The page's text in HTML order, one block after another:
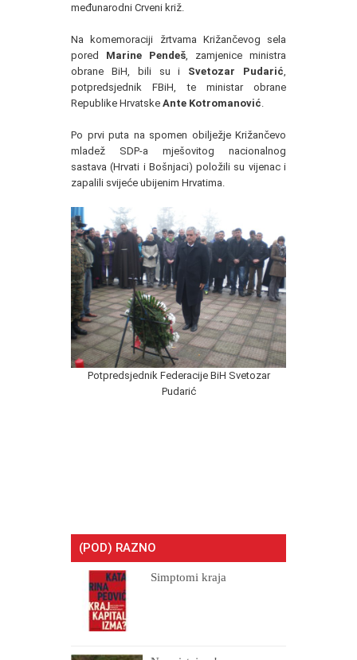
međunarodni Crveni križ.
Na komemoraciji žrtvama Križančevog sela
pored Marine Pendeš , zamjenice ministra
obrane BiH, bili su i Svetozar Pudarić
potpredsjednik FBiH, te ministar obrane
Republike Hrvatske Ante Kotromanović
Po prvi puta na spomen obilježje Križančevo
mladež SDP-a mješovitog nacionalnog
sastava (Hrvati i Bošnjaci) položili su vijenac i
zapalili svijeće ubijenim Hrvatima.
Potpredsjednik Federacije BiH Svetozar
Pudarić
(POD) RAZNO
Simptomi kraja